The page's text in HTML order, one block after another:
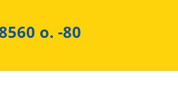
o. -80